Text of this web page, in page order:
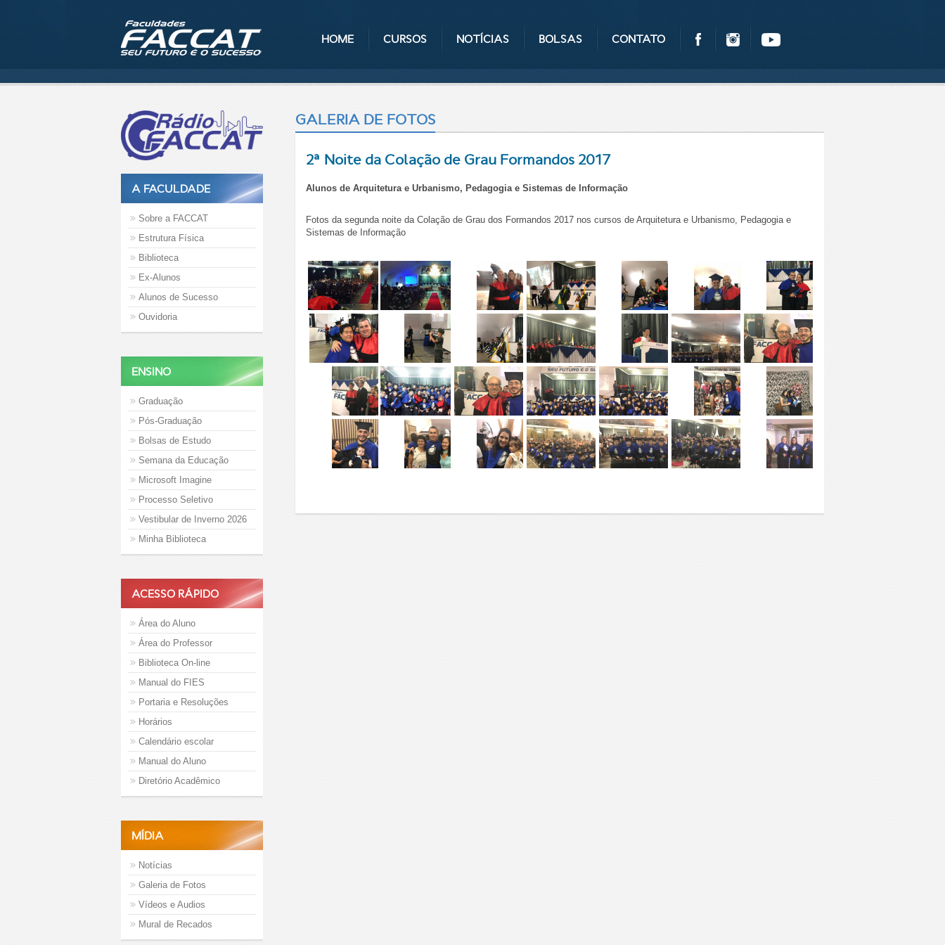
HOME CURSOS NOTÍCIAS BOLSAS CONTATO
A FACULDADE
Sobre a FACCAT
Estrutura Física
Biblioteca
Ex-Alunos
Alunos de Sucesso
Ouvidoria
ENSINO
Graduação
Pós-Graduação
Bolsas de Estudo
Semana da Educação
Microsoft Imagine
Processo Seletivo
Vestibular de Inverno 2026
Minha Biblioteca
ACESSO RÁPIDO
Área do Aluno
Área do Professor
Biblioteca On-line
Manual do FIES
Portaria e Resoluções
Horários
Calendário escolar
Manual do Aluno
Diretório Acadêmico
MÍDIA
Notícias
Galeria de Fotos
Vídeos e Audios
Mural de Recados
GALERIA DE FOTOS
2ª Noite da Colação de Grau Formandos 2017
Alunos de Arquitetura e Urbanismo, Pedagogia e Sistemas de Informação
Fotos da segunda noite da Colação de Grau dos Formandos 2017 nos cursos de Arquitetura e Urbanismo, Pedagogia e
Sistemas de Informação